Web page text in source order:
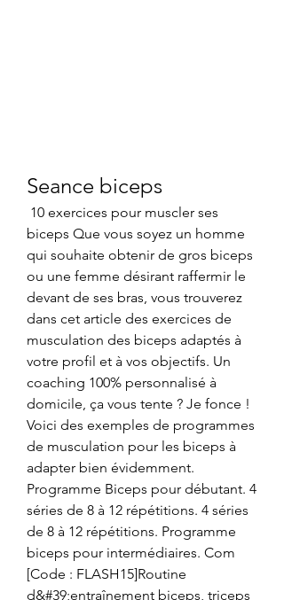
Seance biceps
biceps Que vous soyez un homme
qui souhaite obtenir de gros biceps
ou une femme désirant raffermir le
devant de ses bras, vous trouverez
dans cet article des exercices de
musculation des biceps adaptés à
votre profil et à vos objectifs. Un
coaching 100% personnalisé à
domicile, ça vous tente ? Je fonce !
Voici des exemples de programmes
de musculation pour les biceps à
adapter bien évidemment.
Programme Biceps pour débutant. 4
séries de 8 à 12 répétitions. 4 séries
de 8 à 12 répétitions. Programme
biceps pour intermédiaires. Com
[Code : FLASH15]Routine
d&#39;entraînement biceps, triceps